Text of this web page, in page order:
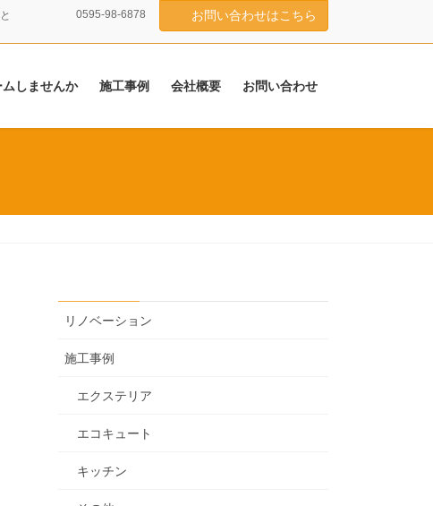
0595-98-6878 お問い合わせはこちら
ムしませんか 施工事例 会社概要 お問い合わせ
リノベーション
施工事例
エクステリア
エコキュート
キッチン